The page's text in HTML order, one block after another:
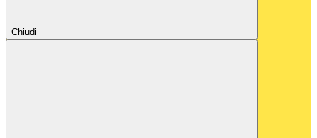
Chiudi